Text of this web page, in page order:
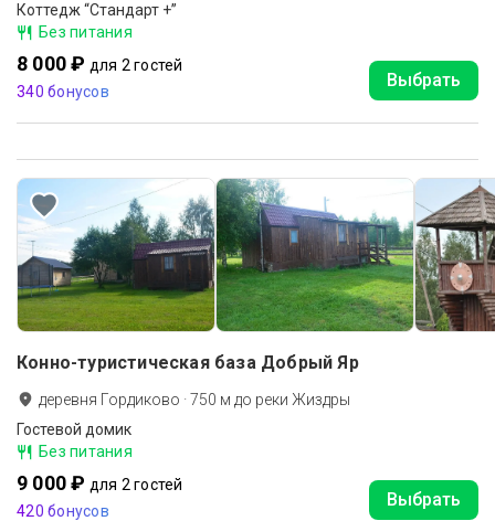
Коттедж “Стандарт +”
Без питания
8 000 ₽ для 2 гостей
340 бонусов
Выбрать
Конно-туристическая база Добрый Яр
деревня Гордиково ·750 м до реки Жиздры
Гостевой домик
Без питания
9 000 ₽ для 2 гостей
420 бонусов
Выбрать